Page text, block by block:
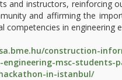
and instructors, reinforcing
and affirming the
competencies in engineering
construction-
engineering-msc-students-
in-istanbul/